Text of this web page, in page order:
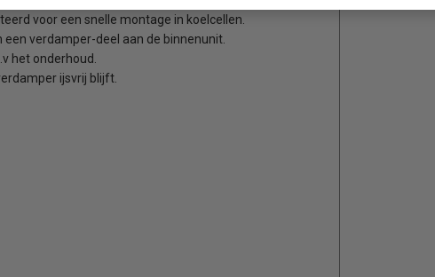
voor een snelle montage in koelcellen.
verdamper-deel aan de binnenunit.
het onderhoud.
ijsvrij blijft.